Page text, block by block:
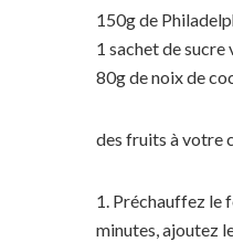
150g de
1 sachet de sucre
80g de noix de
des fruits à votre
1. Préchauffez le
minutes, ajoutez